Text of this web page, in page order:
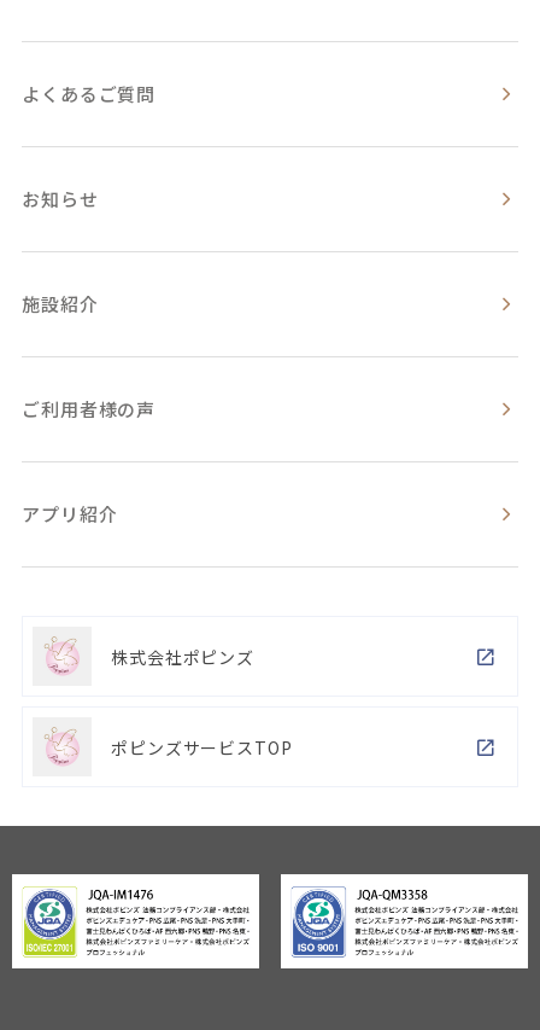
よくあるご質問
お知らせ
施設紹介
ご利用者様の声
アプリ紹介
株式会社ポピンズ
ポピンズサービスTOP